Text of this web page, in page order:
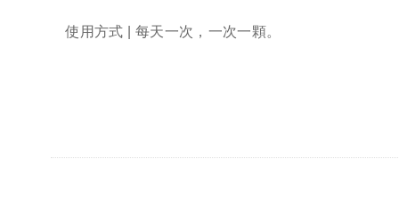
使用方式 | 每天一次，一次一顆。